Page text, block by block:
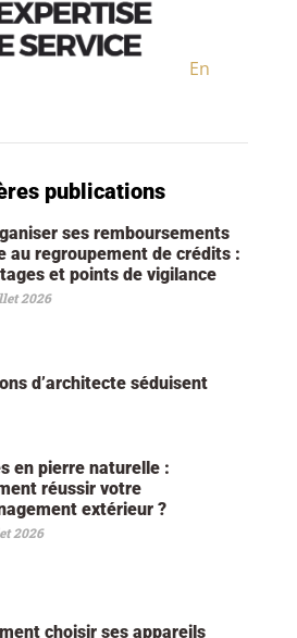
En
publications
ses remboursements
au regroupement de crédits :
et points de vigilance
2026
d’architecte séduisent
en pierre naturelle :
réussir votre
extérieur ?
2026
choisir ses appareils